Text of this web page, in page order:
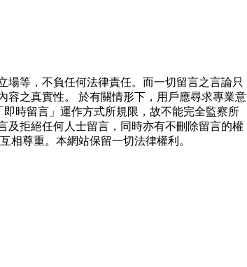
等，不負任何法律責任。而一切留言之言論只
容之真實性。 於有關情形下，用戶應尋求專業意
時留言」運作方式所規限，故不能完全監察所
及拒絕任何人士留言，同時亦有不刪除留言的權
相尊重。本網站保留一切法律權利。